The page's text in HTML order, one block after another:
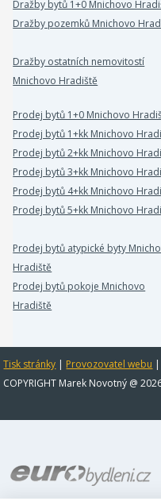
Dražby bytů 1+0 Mnichovo
Dražby pozemků Mnichovo
Dražby ostatních nemovitostí
Mnichovo Hradiště
Prodej bytů 1+0 Mnichovo
Prodej bytů 1+kk Mnichovo
Prodej bytů 2+kk Mnichovo
Prodej bytů 3+kk Mnichovo
Prodej bytů 4+kk Mnichovo
Prodej bytů 5+kk Mnichovo
Prodej bytů atypické byty
Hradiště
Prodej bytů pokoje Mnichovo
Hradiště
Tisk stránky | Provozovatel webu |
COPYRIGHT Marek Novotný @